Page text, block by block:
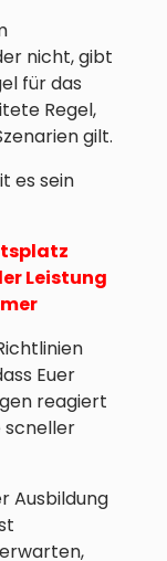
nicht, gibt
für das
Regel,
gilt.
es sein
Leistung
Euer
reagiert
scneller
Ausbildung